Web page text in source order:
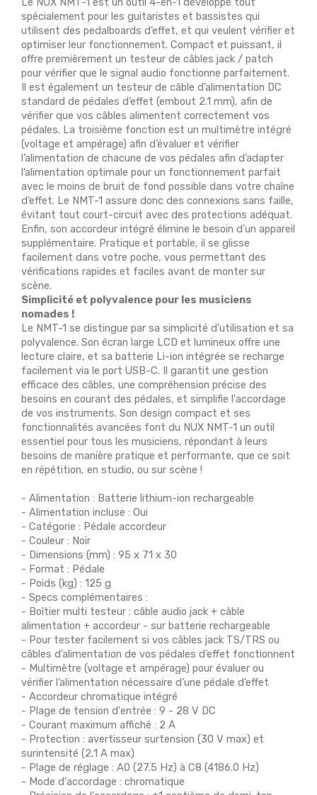
spécialement pour les guitaristes et bassistes qui
utilisent des pedalboards d’effet, et qui veulent vérifier et
optimiser leur fonctionnement. Compact et puissant, il
offre premièrement un testeur de câbles jack / patch
pour vérifier que le signal audio fonctionne parfaitement.
Il est également un testeur de câble d’alimentation DC
standard de pédales d’effet (embout 2.1 mm), afin de
vérifier que vos câbles alimentent correctement vos
pédales. La troisième fonction est un multimètre intégré
(voltage et ampérage) afin d’évaluer et vérifier
l’alimentation de chacune de vos pédales afin d’adapter
l’alimentation optimale pour un fonctionnement parfait
avec le moins de bruit de fond possible dans votre chaîne
d’effet. Le NMT-1 assure donc des connexions sans faille,
évitant tout court-circuit avec des protections adéquat.
Enfin, son accordeur intégré élimine le besoin d'un appareil
supplémentaire. Pratique et portable, il se glisse
facilement dans votre poche, vous permettant des
vérifications rapides et faciles avant de monter sur
scène.
Simplicité et polyvalence pour les musiciens
nomades !
Le NMT-1 se distingue par sa simplicité d'utilisation et sa
polyvalence. Son écran large LCD et lumineux offre une
lecture claire, et sa batterie Li-ion intégrée se recharge
facilement via le port USB-C. Il garantit une gestion
efficace des câbles, une compréhension précise des
besoins en courant des pédales, et simplifie l'accordage
de vos instruments. Son design compact et ses
fonctionnalités avancées font du NUX NMT-1 un outil
essentiel pour tous les musiciens, répondant à leurs
besoins de manière pratique et performante, que ce soit
en répétition, en studio, ou sur scène !
- Alimentation : Batterie lithium-ion rechargeable
- Alimentation incluse : Oui
- Catégorie : Pédale accordeur
- Couleur : Noir
- Dimensions (mm) : 95 x 71 x 30
- Format : Pédale
- Poids (kg) : 125 g
- Specs complémentaires :
- Boîtier multi testeur : câble audio jack + câble
alimentation + accordeur - sur batterie rechargeable
- Pour tester facilement si vos câbles jack TS/TRS ou
câbles d’alimentation de vos pédales d’effet fonctionnent
- Multimètre (voltage et ampérage) pour évaluer ou
vérifier l’alimentation nécessaire d’une pédale d’effet
- Accordeur chromatique intégré
- Plage de tension d'entrée : 9 - 28 V DC
- Courant maximum affiché : 2 A
- Protection : avertisseur surtension (30 V max) et
surintensité (2,1 A max)
- Plage de réglage : A0 (27.5 Hz) à C8 (4186.0 Hz)
- Mode d'accordage : chromatique